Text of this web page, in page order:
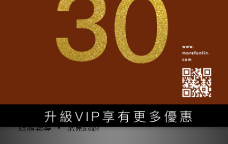
轉動魔翻
聯名專區• 實穿分享
精選商品 • 魔翻誌
媒體報導 • 常見問題